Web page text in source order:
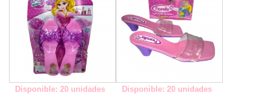
Disponible: 20 unidades Disponible: 20 unidades